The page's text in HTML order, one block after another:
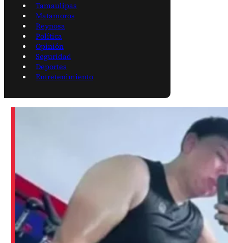
Tamaulipas
Matamoros
Reynosa
Política
Opinión
Seguridad
Deportes
Entretenimiento